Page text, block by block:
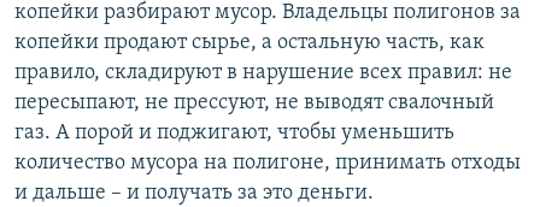
копейки разбирают мусор. Владельцы полигонов за
копейки продают сырье, а остальную часть, как
правило, складируют в нарушение всех правил: не
пересыпают, не прессуют, не выводят свалочный
газ. А порой и поджигают, чтобы уменьшить
количество мусора на полигоне, принимать отходы
и дальше – и получать за это деньги.